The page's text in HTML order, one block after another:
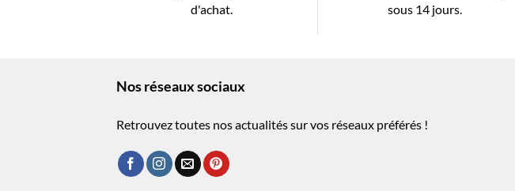
d'achat.
sous 14 jours.
Nos réseaux sociaux
Retrouvez toutes nos actualités sur vos réseaux préférés !